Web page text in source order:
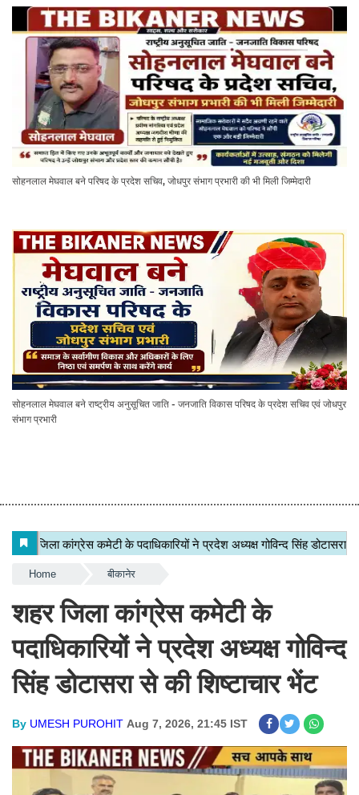
सोहनलाल मेघवाल बने परिषद के प्रदेश सचिव, जोधपुर संभाग प्रभारी की भी मिली जिम्मेदारी
सोहनलाल मेघवाल बने राष्ट्रीय अनुसूचित जाति - जनजाति विकास परिषद के प्रदेश सचिव एवं जोधपुर
संभाग प्रभारी
Home बीकानेर
शहर जिला कांग्रेस कमेटी के
पदाधिकारियों ने प्रदेश अध्यक्ष गोविन्द
सिंह डोटासरा से की शिष्टाचार भेंट
ByUMESH PUROHIT Aug 7, 2026, 21:45 IST